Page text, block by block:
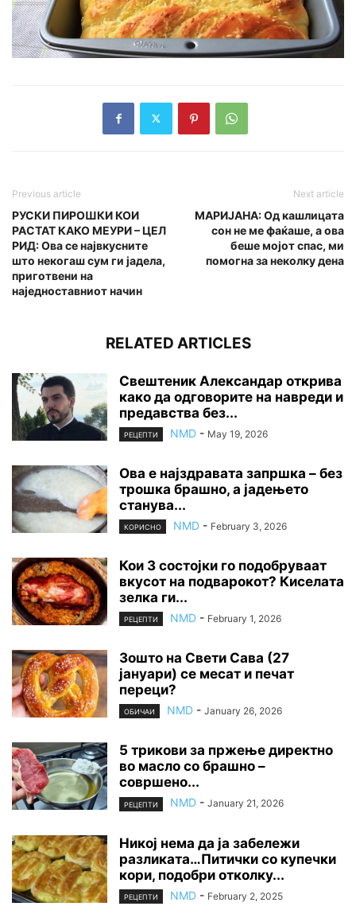
Previous article
РУСКИ ПИРОШКИ КОИ
РАСТАТ КАКО МЕУРИ – ЦЕЛ
РИД: Ова се највкусните
што некогаш сум ги јадела,
приготвени на
наједноставниот начин
Next article
МАРИЈАНА: Од кашлицата
cон не ме фaќaшe, а ова
беше мојот спаc, ми
помогна за неколку дена
RELATED ARTICLES
Свештеник Александар открива
како да одговорите на навреди и
предавства без...
РЕЦЕПТИ NMD - May 19, 2026
Ова е најздравата запршка – без
трошка брашно, а јадењето
станува...
КОРИСНО NMD - February 3, 2026
Кои 3 состојки го подобруваат
вкусот на подварокот? Киселата
зелка ги...
РЕЦЕПТИ NMD - February 1, 2026
Зошто на Свети Сава (27
јануари) се месат и печат
переци?
ОБИЧАИ NMD - January 26, 2026
5 трикови за пржење директно
во масло со брашно –
совршено...
РЕЦЕПТИ NMD - January 21, 2026
Никој нема да ја забележи
разликата…Питички со купечки
кори, подобри отколку...
РЕЦЕПТИ NMD - February 2, 2025